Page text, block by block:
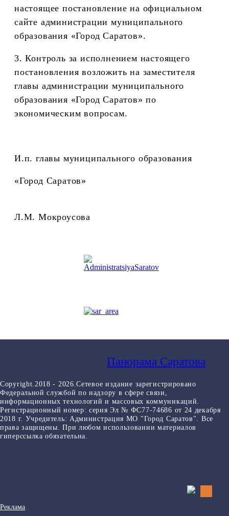
настоящее постановление на официальном
сайте администрации муниципального
образования «Город Саратов».
3. Контроль за исполнением настоящего
постановления возложить на заместителя
главы администрации муниципального
образования «Город Саратов» по
экономическим вопросам.
И.п. главы муниципального образования
«Город Саратов»
Л.М. Мокроусова
Панорама Саратова
Copyright.2018 - 2026.Сетевое издание зарегистрировано
Федеральной службой по надзору в сфере связи,
информационных технологий и массовых коммуникаций.
Регистрационный номер: серия Эл № ФС77-74686 от 24 декабря
2018 г. Учредитель: Администрация МО "Город Саратов". Все
права защищены. При любом использовании материалов
гиперссылка обязательна.
Реклама